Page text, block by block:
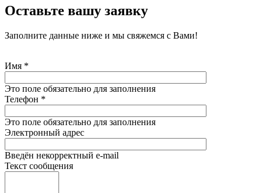
Оставьте вашу заявку
Заполните данные ниже и мы свяжемся с Вами!
Имя *
Это поле обязательно для заполнения
Телефон *
Это поле обязательно для заполнения
Электронный адрес
Введён некорректный e-mail
Текст сообщения